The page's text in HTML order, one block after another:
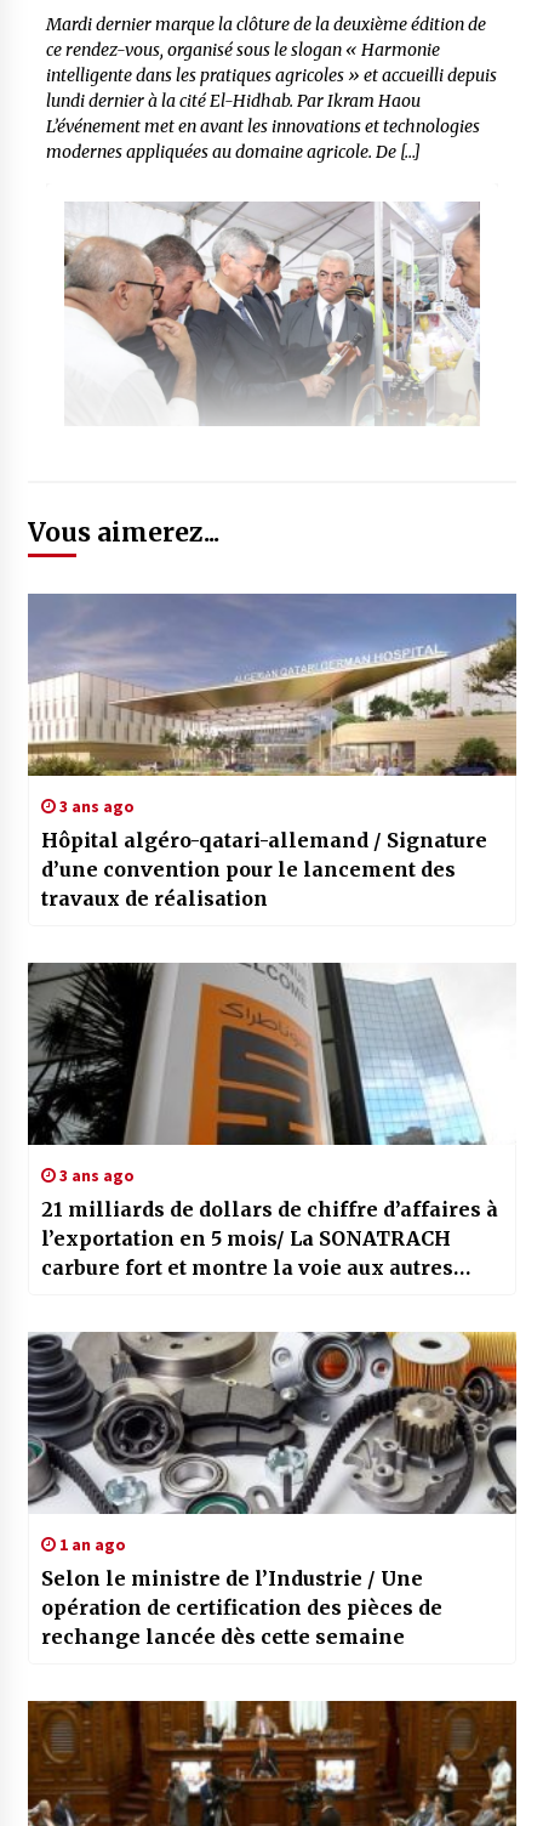
Mardi dernier marque la clôture de la deuxième édition de
ce rendez-vous, organisé sous le slogan « Harmonie
intelligente dans les pratiques agricoles » et accueilli depuis
lundi dernier à la cité El-Hidhab. Par Ikram Haou
L’événement met en avant les innovations et technologies
modernes appliquées au domaine agricole. De […]
Vous aimerez...
3 ans ago
Hôpital algéro-qatari-allemand / Signature
d’une convention pour le lancement des
travaux de réalisation
3 ans ago
21 milliards de dollars de chiffre d’affaires à
l’exportation en 5 mois/ La SONATRACH
carbure fort et montre la voie aux autres
1 an ago
Selon le ministre de l’Industrie / Une
opération de certification des pièces de
rechange lancée dès cette semaine